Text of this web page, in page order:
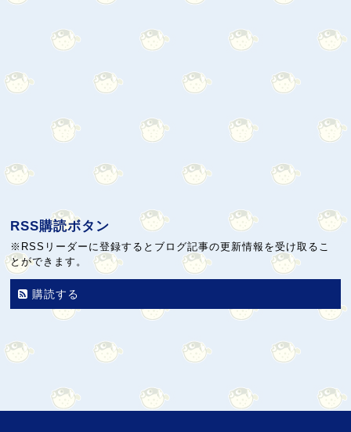
RSS購読ボタン
※RSSリーダーに登録するとブログ記事の更新情報を受け取るこ
とができます。
購読する